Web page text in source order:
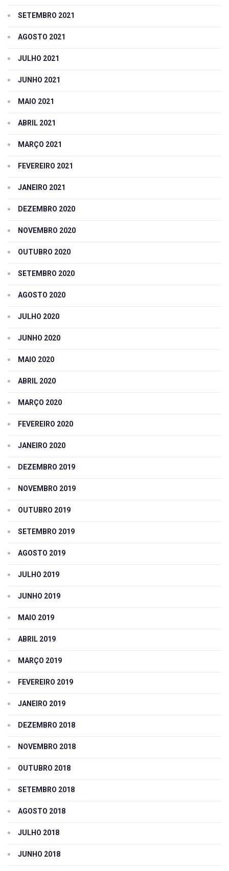
SETEMBRO 2021
AGOSTO 2021
JULHO 2021
JUNHO 2021
MAIO 2021
ABRIL 2021
MARÇO 2021
FEVEREIRO 2021
JANEIRO 2021
DEZEMBRO 2020
NOVEMBRO 2020
OUTUBRO 2020
SETEMBRO 2020
AGOSTO 2020
JULHO 2020
JUNHO 2020
MAIO 2020
ABRIL 2020
MARÇO 2020
FEVEREIRO 2020
JANEIRO 2020
DEZEMBRO 2019
NOVEMBRO 2019
OUTUBRO 2019
SETEMBRO 2019
AGOSTO 2019
JULHO 2019
JUNHO 2019
MAIO 2019
ABRIL 2019
MARÇO 2019
FEVEREIRO 2019
JANEIRO 2019
DEZEMBRO 2018
NOVEMBRO 2018
OUTUBRO 2018
SETEMBRO 2018
AGOSTO 2018
JULHO 2018
JUNHO 2018